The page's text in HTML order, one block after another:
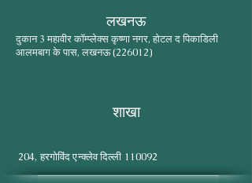
लखनऊ
दुकान 3 महावीर कॉम्प्लेक्स कृष्णा नगर, होटल द पिकाडिली
आलमबाग के पास, लखनऊ (226012)
शाखा
204, हरगोविंद एन्क्लेव दिल्ली 110092